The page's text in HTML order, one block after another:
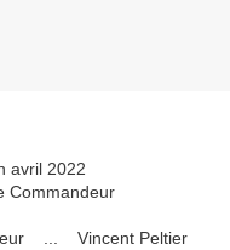
avril 2022
Commandeur
... Vincent Peltier